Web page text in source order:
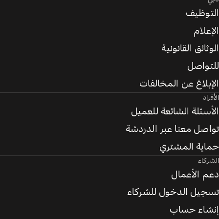
التوظيف
الإعلام
الوثائق القانونية
للتواصل
الإبلاغ عن المخالفات
الأفراد
الأسئلة الشائعة للعميل
تواصل معنا عبر الدردشة
حماية المشتري
الشركاء
دعم الأعمال
تسجيل الدخول للشركاء
إنشاء حساب